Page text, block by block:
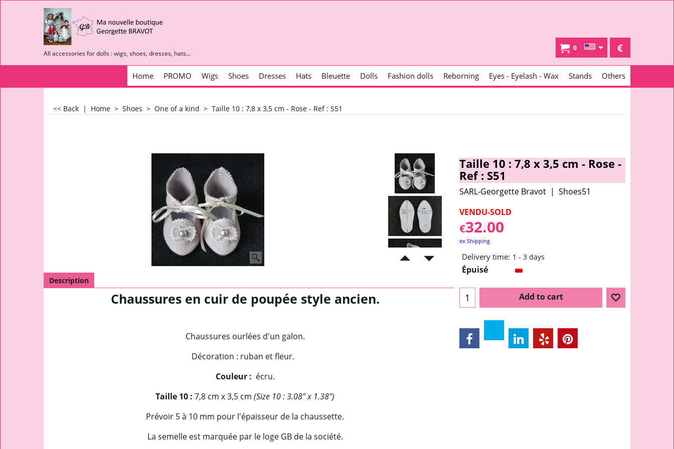
All accessories for dolls : wigs, shoes, dresses, hats...
0 €
Home PROMO Wigs Shoes Dresses Hats Bleuette Dolls Fashion dolls Reborning Eyes - Eyelash - Wax Stands Others
<< Back | Home > Shoes > One of a kind > Taille 10 : 7,8 x 3,5 cm - Rose - Ref : S51
Taille 10 : 7,8 x 3,5 cm - Rose -
Ref : S51
SARL-Georgette Bravot
Shoes51
VENDU-SOLD
€32.00
ex Shipping
Delivery time: 1 - 3 days
Épuisé
Add to cart
Description
Chaussures en cuir de poupée style ancien.
Chaussures ourlées d'un galon.
Décoration : ruban et fleur.
Couleur : écru.
Taille 10 : 7,8 cm x 3,5 cm (Size 10 : 3.08" x 1.38")
Prévoir 5 à 10 mm pour l'épaisseur de la chaussette.
La semelle est marquée par le loge GB de la société.